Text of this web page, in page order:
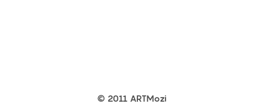
© 2011 ARTMozi